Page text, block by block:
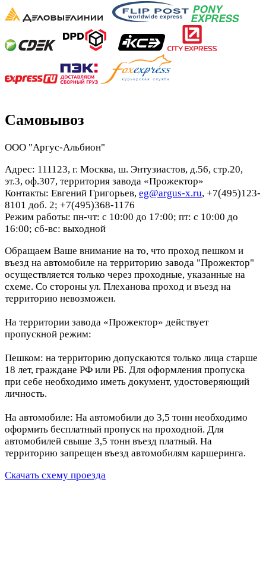
Самовывоз
ООО "Аргус-Альбион"
Адрес: 111123, г. Москва, ш. Энтузиастов, д.56, стр.20,
эт.3, оф.307, территория завода «Прожектор»
Контакты: Евгений Григорьев, eg@argus-x.ru, +7(495)123-
8101 доб. 2; +7(495)368-1176
Режим работы: пн-чт: с 10:00 до 17:00; пт: с 10:00 до
16:00; сб-вс: выходной
Обращаем Ваше внимание на то, что проход пешком и
въезд на автомобиле на территорию завода "Прожектор"
осуществляется только через проходные, указанные на
схеме. Со стороны ул. Плеханова проход и въезд на
территорию невозможен.
На территории завода «Прожектор» действует
пропускной режим:
Пешком: на территорию допускаются только лица старше
18 лет, граждане РФ или РБ. Для оформления пропуска
при себе необходимо иметь документ, удостоверяющий
личность.
На автомобиле: На автомобили до 3,5 тонн необходимо
оформить бесплатный пропуск на проходной. Для
автомобилей свыше 3,5 тонн въезд платный. На
территорию запрещен въезд автомобилям каршеринга.
Скачать схему проезда